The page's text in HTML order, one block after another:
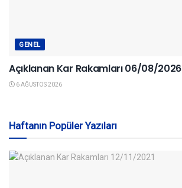
GENEL
Açıklanan Kar Rakamları 06/08/2026
6 AĞUSTOS 2026
Haftanın Popüler Yazıları